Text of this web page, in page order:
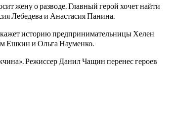
жену о разводе. Главный герой хочет найти
Лебедева и Анастасия Панина.
историю предпринимательницы Хелен
Ешкин и Ольга Науменко.
Режиссер Данил Чащин перенес героев